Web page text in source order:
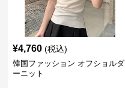
¥4,760 (税込)
韓国ファッション オフショルダ
ーニット